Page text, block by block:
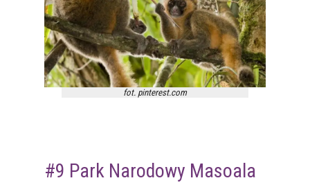
fot. pinterest.com
#9 Park Narodowy Masoala